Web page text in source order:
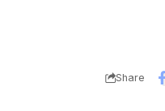
Share